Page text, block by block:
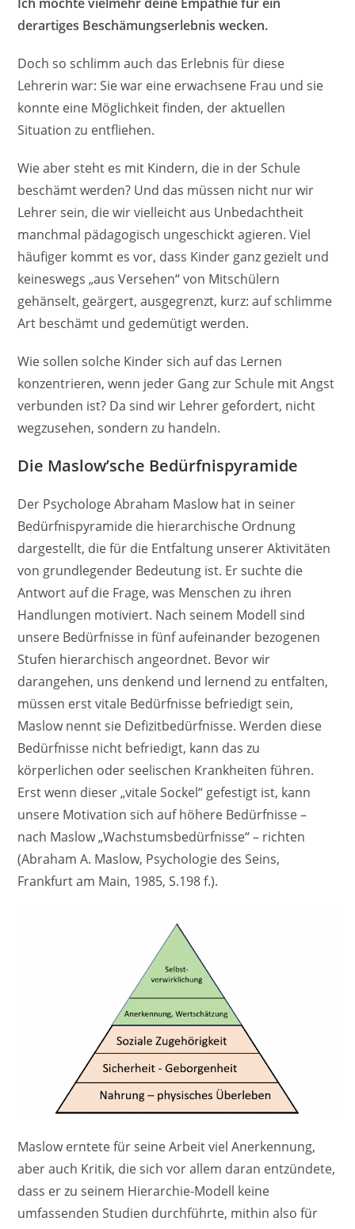
derartiges Beschämungserlebnis wecken.
Doch so schlimm auch das Erlebnis für diese
Lehrerin war: Sie war eine erwachsene Frau und sie
konnte eine Möglichkeit finden, der aktuellen
Situation zu entfliehen.
Wie aber steht es mit Kindern, die in der Schule
beschämt werden? Und das müssen nicht nur wir
Lehrer sein, die wir vielleicht aus Unbedachtheit
manchmal pädagogisch ungeschickt agieren. Viel
häufiger kommt es vor, dass Kinder ganz gezielt und
keineswegs „aus Versehen“ von Mitschülern
gehänselt, geärgert, ausgegrenzt, kurz: auf schlimme
Art beschämt und gedemütigt werden.
Wie sollen solche Kinder sich auf das Lernen
konzentrieren, wenn jeder Gang zur Schule mit Angst
verbunden ist? Da sind wir Lehrer gefordert, nicht
wegzusehen, sondern zu handeln.
Die Maslow’sche Bedürfnispyramide
Der Psychologe Abraham Maslow hat in seiner
Bedürfnispyramide die hierarchische Ordnung
dargestellt, die für die Entfaltung unserer Aktivitäten
von grundlegender Bedeutung ist. Er suchte die
Antwort auf die Frage, was Menschen zu ihren
Handlungen motiviert. Nach seinem Modell sind
unsere Bedürfnisse in fünf aufeinander bezogenen
Stufen hierarchisch angeordnet. Bevor wir
darangehen, uns denkend und lernend zu entfalten,
müssen erst vitale Bedürfnisse befriedigt sein,
Maslow nennt sie Defizitbedürfnisse. Werden diese
Bedürfnisse nicht befriedigt, kann das zu
körperlichen oder seelischen Krankheiten führen.
Erst wenn dieser „vitale Sockel“ gefestigt ist, kann
unsere Motivation sich auf höhere Bedürfnisse –
nach Maslow „Wachstumsbedürfnisse“ – richten
(Abraham A. Maslow, Psychologie des Seins,
Frankfurt am Main, 1985, S.198 f.).
Maslow erntete für seine Arbeit viel Anerkennung,
aber auch Kritik, die sich vor allem daran entzündete,
dass er zu seinem Hierarchie-Modell keine
umfassenden Studien durchführte, mithin also für